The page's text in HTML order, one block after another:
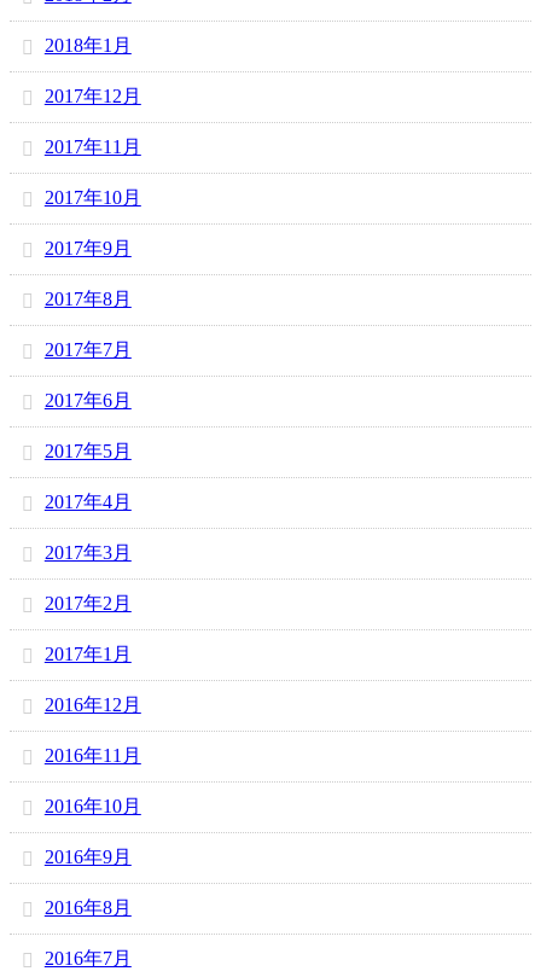
2018年1月
2017年12月
2017年11月
2017年10月
2017年9月
2017年8月
2017年7月
2017年6月
2017年5月
2017年4月
2017年3月
2017年2月
2017年1月
2016年12月
2016年11月
2016年10月
2016年9月
2016年8月
2016年7月